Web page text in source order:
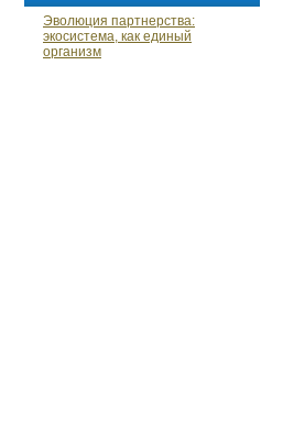
Эволюция партнерства:
экосистема, как единый
организм